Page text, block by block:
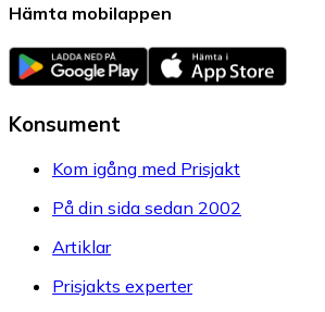
Hämta mobilappen
Konsument
Kom igång med Prisjakt
På din sida sedan 2002
Artiklar
Prisjakts experter